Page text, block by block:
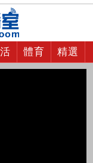
體育 精選